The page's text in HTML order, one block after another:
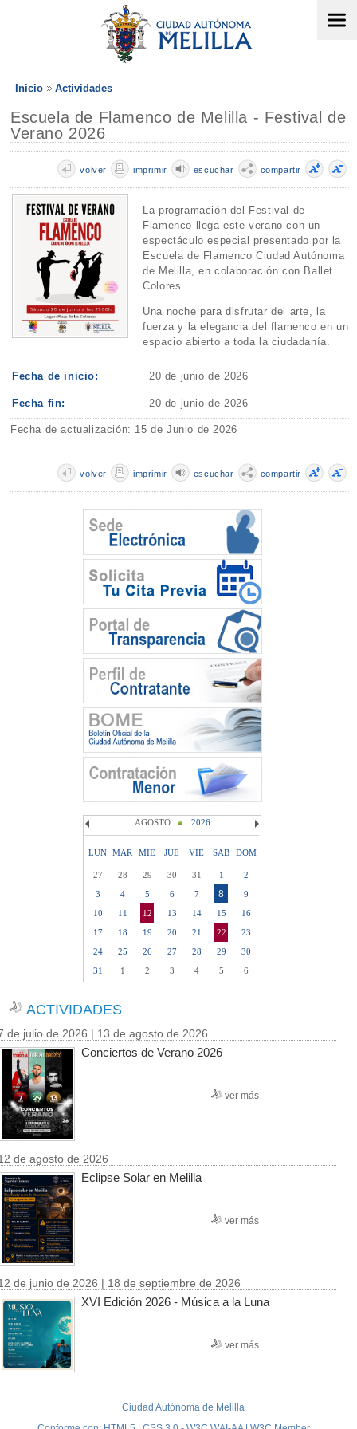
Inicio Actividades
Escuela de Flamenco de Melilla - Festival de
Verano 2026
compartir
escuchar
imprimir
volver
La programación del Festival de
Flamenco llega este verano con un
espectáculo especial presentado por la
Escuela de Flamenco Ciudad Autónoma
de Melilla, en colaboración con Ballet
Colores..
Una noche para disfrutar del arte, la
fuerza y la elegancia del flamenco en un
espacio abierto a toda la ciudadanía.
Fecha de inicio: 20 de junio de 2026
Fecha fin: 20 de junio de 2026
Fecha de actualización: 15 de Junio de 2026
compartir
escuchar
imprimir
volver
AGOSTO 2026
LUN MAR MIE JUE VIE SAB DOM
27 28 29 30 31 1
2
3
4 5 6 7 8
9
10
11 12 13 14 15
16
17
18 19 20 21 22
23
24
25 26 27 28 29
30
31
1 2 3 4 5 6
ACTIVIDADES
de julio de 2026 | 13 de agosto de 2026
Conciertos de Verano 2026
ver más
de agosto de 2026
Eclipse Solar en Melilla
ver más
de junio de 2026 | 18 de septiembre de 2026
XVI Edición 2026 - Música a la Luna
ver más
Ciudad Autónoma de Melilla